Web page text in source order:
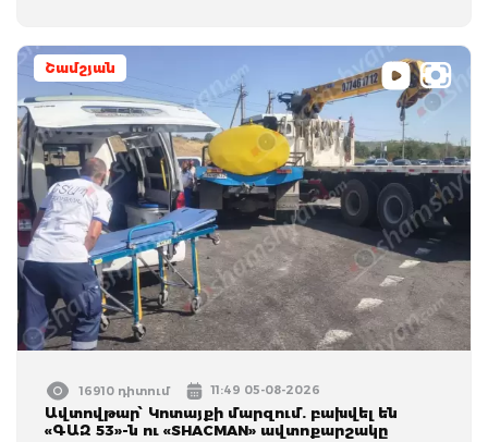
Շամշյան
16910 դիտում 11:49 05-08-2026
Ավտովթար՝ Կոտայքի մարզում. բախվել են
«ԳԱԶ 53»-ն ու «SHACMAN» ավտոքարշակը